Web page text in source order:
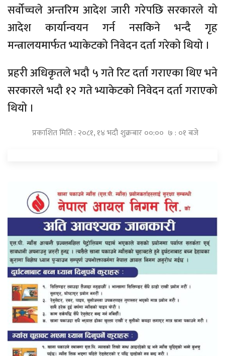
सर्वोच्चले अन्तरिम आदेश जारी गरेपछि सरकारले यो
आदेश कार्यान्वयन गर्न नसकिने भन्दै गृह
मन्त्रालयमार्फत भ्याकेटको निवेदन दर्ता गरेको थियो ।
प्रहरी अधिकृतले भदौ ५ गते रिट दर्ता गराएका थिए भने
सरकारले भदौ १२ गते भ्याकेटको निवेदन दर्ता गराएको
थियो ।
प्रकाशित मिति : २०८१, १४ भदौ शुक्रबार ००:०० ७ : ०१ बजे